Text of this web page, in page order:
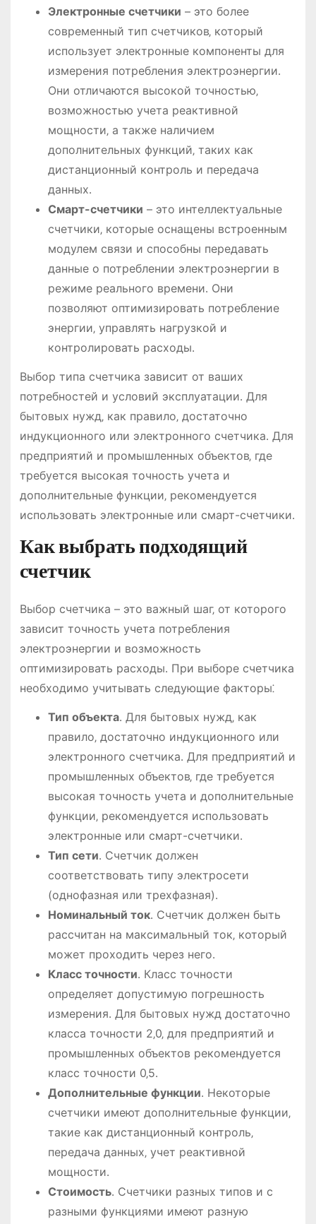
Электронные счетчики – это более
современный тип счетчиков‚ который
использует электронные компоненты для
измерения потребления электроэнергии․
Они отличаются высокой точностью‚
возможностью учета реактивной
мощности‚ а также наличием
дополнительных функций‚ таких как
дистанционный контроль и передача
данных․
Смарт-счетчики – это интеллектуальные
счетчики‚ которые оснащены встроенным
модулем связи и способны передавать
данные о потреблении электроэнергии в
режиме реального времени․ Они
позволяют оптимизировать потребление
энергии‚ управлять нагрузкой и
контролировать расходы․
Выбор типа счетчика зависит от ваших
потребностей и условий эксплуатации․ Для
бытовых нужд‚ как правило‚ достаточно
индукционного или электронного счетчика․ Для
предприятий и промышленных объектов‚ где
требуется высокая точность учета и
дополнительные функции‚ рекомендуется
использовать электронные или смарт-счетчики․
Как выбрать подходящий
счетчик
Выбор счетчика – это важный шаг‚ от которого
зависит точность учета потребления
электроэнергии и возможность
оптимизировать расходы․ При выборе счетчика
необходимо учитывать следующие факторы⁚
Тип объекта․ Для бытовых нужд‚ как
правило‚ достаточно индукционного или
электронного счетчика․ Для предприятий и
промышленных объектов‚ где требуется
высокая точность учета и дополнительные
функции‚ рекомендуется использовать
электронные или смарт-счетчики․
Тип сети․ Счетчик должен
соответствовать типу электросети
(однофазная или трехфазная)․
Номинальный ток․ Счетчик должен быть
рассчитан на максимальный ток‚ который
может проходить через него․
Класс точности․ Класс точности
определяет допустимую погрешность
измерения․ Для бытовых нужд достаточно
класса точности 2‚0‚ для предприятий и
промышленных объектов рекомендуется
класс точности 0‚5․
Дополнительные функции․ Некоторые
счетчики имеют дополнительные функции‚
такие как дистанционный контроль‚
передача данных‚ учет реактивной
мощности․
Стоимость․ Счетчики разных типов и с
разными функциями имеют разную